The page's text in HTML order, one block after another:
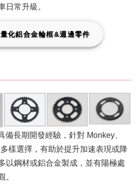
日常升級。
化鋁合金輪框&週邊零件
備長期開發經驗，針對 Monkey、
樣選擇，有助於提升加速表現或降
以鋼材或鋁合金製成，並有陽極處
。